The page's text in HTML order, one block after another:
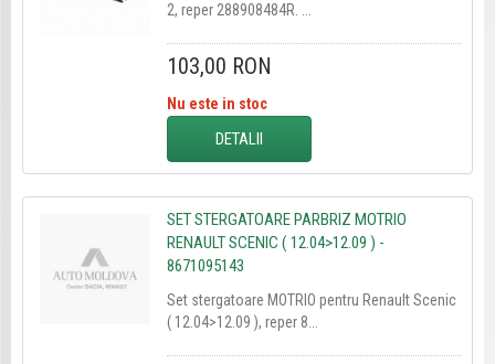
2, reper 288908484R. ...
103,00 RON
Nu este in stoc
DETALII
SET STERGATOARE PARBRIZ MOTRIO
RENAULT SCENIC ( 12.04>12.09 ) -
8671095143
Set stergatoare MOTRIO pentru Renault Scenic
( 12.04>12.09 ), reper 8...